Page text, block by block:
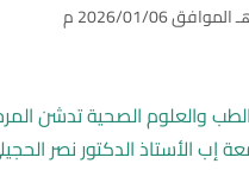
الموافق2026/01/06 م
والعلوم الصحية تدشن
إب الأستاذ الدكتور نصر